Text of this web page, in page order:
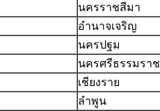
นครราชสีมา
อำนาจเจริญ
นครปฐม
นครศรีธรรมราช
เชียงราย
ลำพูน